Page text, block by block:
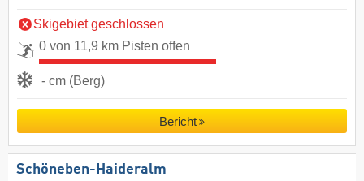
Skigebiet geschlossen
0 von 11,9 km Pisten offen
- cm (Berg)
Bericht
Schöneben-Haideralm